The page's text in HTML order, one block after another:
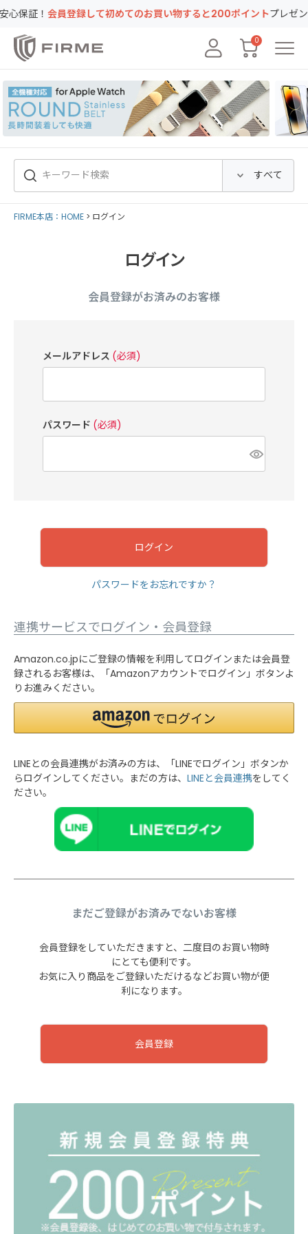
！会員登録して初めてのお買い物すると200ポイントプレゼント！
0
FIRME本店：HOME ログイン
ログイン
会員登録がお済みのお客様
メールアドレス (必須)
パスワード (必須)
ログイン
パスワードをお忘れですか？
連携サービスでログイン・会員登録
Amazon.co.jpにご登録の情報を利用してログインまたは会員登
録されるお客様は、「Amazonアカウントでログイン」ボタンよ
りお進みください。
LINEとの会員連携がお済みの方は、「LINEでログイン」ボタンか
らログインしてください。まだの方は、 LINEと会員連携をしてく
ださい。
まだご登録がお済みでないお客様
会員登録をしていただきますと、二度目のお買い物時
にとても便利です。
お気に入り商品をご登録いただけるなどお買い物が便
利になります。
会員登録